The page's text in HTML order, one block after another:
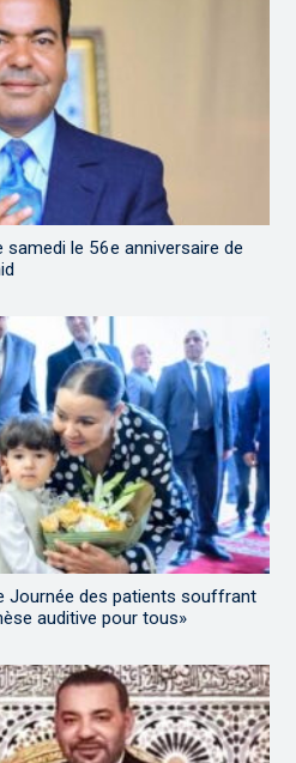
le 56e anniversaire de
Journée des patients souffrant
auditive pour tous»